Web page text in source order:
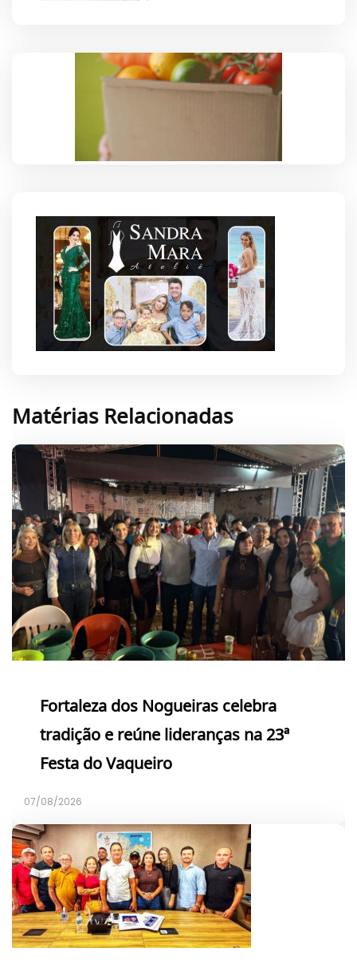
Matérias Relacionadas
Fortaleza dos Nogueiras celebra
tradição e reúne lideranças na 23ª
Festa do Vaqueiro
07/08/2026